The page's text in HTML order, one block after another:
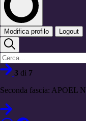
Modifica profilo Logout
3 di 7
Seconda fascia: APOEL